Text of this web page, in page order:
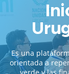
Es una
orientada a